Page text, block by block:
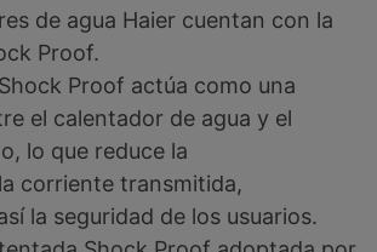
de agua Haier cuentan con la
Proof.
Proof actúa como una
el calentador de agua y el
lo que reduce la
corriente transmitida,
la seguridad de los usuarios.